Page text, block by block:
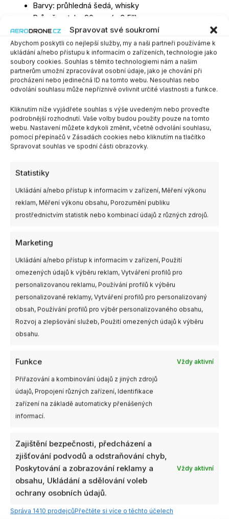
Spravovat své soukromí
Abychom poskytli co nejlepší služby, my a naši partneři používáme k
ukládání a/nebo přístupu k informacím o zařízeních, technologie jako
soubory cookies. Souhlas s těmito technologiemi nám a našim
partnerům umožní zpracovávat osobní údaje, jako je chování při
procházení nebo jedinečná ID na tomto webu. Nesouhlas nebo
odvolání souhlasu může nepříznivě ovlivnit určité vlastnosti a funkce.
Kliknutím níže vyjádřete souhlas s výše uvedeným nebo proveďte
podrobnější rozhodnutí. Vaše volby budou použity pouze na tomto
webu. Nastavení můžete kdykoli změnit, včetně odvolání souhlasu,
pomocí přepínačů v Zásadách cookies nebo kliknutím na tlačítko
Spravovat souhlas ve spodní části obrazovky.
Statistiky
Ukládání a/nebo přístup k informacím v zařízení, Měření výkonu
reklam, Měření výkonu obsahu, Porozumění publiku
prostřednictvím statistik nebo kombinací údajů z různých zdrojů.
Marketing
Ukládání a/nebo přístup k informacím v zařízení, Použití
omezených údajů k výběru reklam, Vytváření profilů pro
personalizovanou reklamu, Používání profilů k výběru
personalizované reklamy, Vytváření profilů pro personalizovaný
obsah, Používání profilů pro výběr personalizovaného obsahu,
Rozvoj a zlepšování služeb, Použití omezených údajů k výběru
obsahu.
Funkce Vždy aktivní
Přiřazování a kombinování údajů z jiných zdrojů
údajů, Propojení různých zařízení, Identifikace
zařízení na základě automaticky přenášených
informací.
Zajištění bezpečnosti, předcházení a
zjišťování podvodů a odstraňování chyb,
Poskytování a zobrazování reklamy a
obsahu, Ukládání a sdělování voleb
ochrany osobních údajů.
Vždy aktivní
Správa 1410 prodejcůPřečtěte si více o těchto účelech
Barvy: průhledná šedá, whisky
Průměr vrtule: 90 mm (≈ 3,5″)
Stoupání: 3,3″
Maximální šířka listu: 16 mm
Tloušťka středu: 5,5 mm
Uchycení: T-mount 1,5 mm
Hmotnost: 3,6 g
2xCW + 2xCCW vrtule
Barva
- + PŘIDAT DO KOŠÍKU
SKU:- Kategorie:
Další informace
Barva Clear Gray, Whisky
Velikost
Výrobce
Související produkty
produkt
má
více
variant.
Možnosti
vybrat
produkt
má
více
variant.
vybrat